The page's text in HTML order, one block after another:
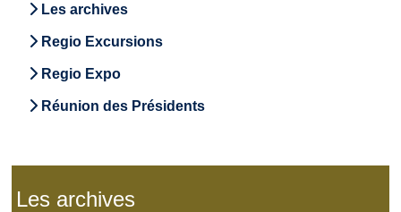
Les archives
Regio Excursions
Regio Expo
Réunion des Présidents
Les archives